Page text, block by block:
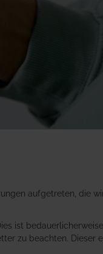
aufgetreten, die
ist
zu beachten. Dieser